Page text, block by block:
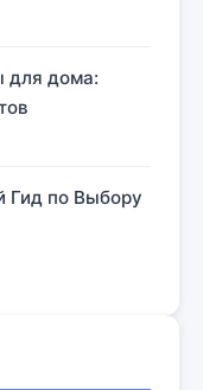
для дома:
Гид по Выбору